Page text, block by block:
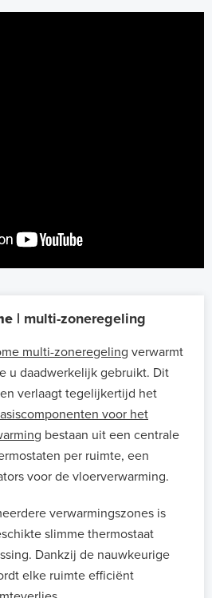
| multi-zoneregeling
multi-zoneregeling verwarmt
u daadwerkelijk gebruikt. Dit
verlaagt tegelijkertijd het
voor het
bestaan uit een centrale
per ruimte, een
voor de vloerverwarming.
verwarmingszones is
slimme thermostaat
Dankzij de nauwkeurige
elke ruimte efficiënt